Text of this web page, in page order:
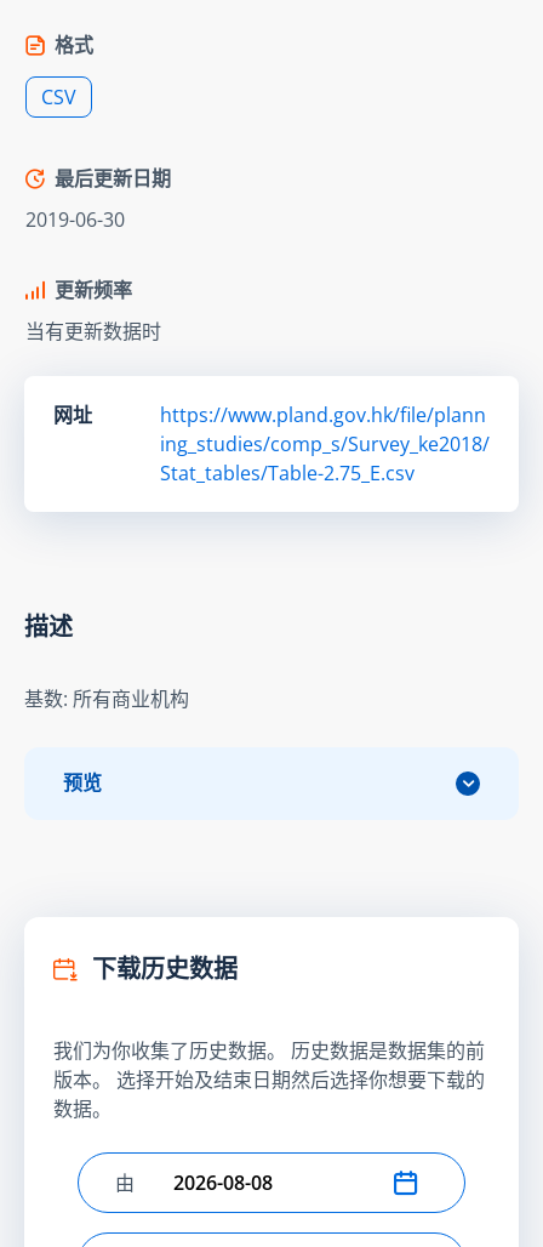
格式
CSV
最后更新日期
2019-06-30
更新频率
当有更新数据时
网址
https://www.pland.gov.hk/file/plann
ing_studies/comp_s/Survey_ke2018/
Stat_tables/Table-2.75_E.csv
描述
基数: 所有商业机构
预览
下载历史数据
我们为你收集了历史数据。 历史数据是数据集的前
版本。 选择开始及结束日期然后选择你想要下载的
数据。
选择开始日期
由